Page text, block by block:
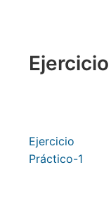
Ejercicio
Ejercicio
Práctico-1